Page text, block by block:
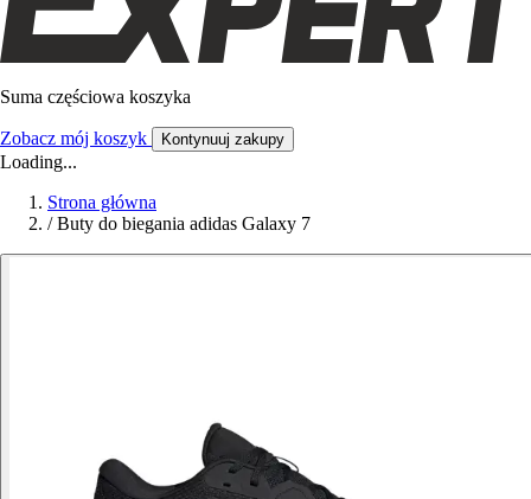
Suma częściowa koszyka
Zobacz mój koszyk Kontynuuj zakupy
Loading...
Strona główna
/ Buty do biegania adidas Galaxy 7